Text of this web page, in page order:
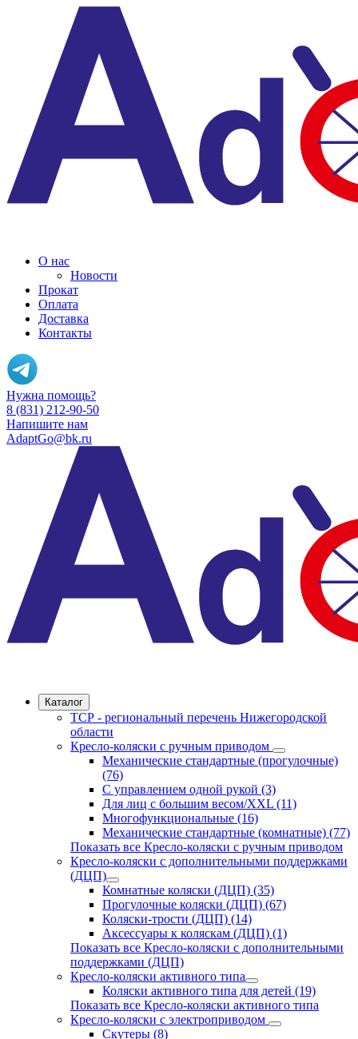
О нас
Новости
Прокат
Оплата
Доставка
Контакты
Нужна помощь?
8 (831) 212-90-50
Напишите нам
AdaptGo@bk.ru
Каталог
ТСР - региональный перечень Нижегородской
области
Кресло-коляски с ручным приводом
Механические стандартные (прогулочные)
(76)
С управлением одной рукой (3)
Для лиц с большим весом/XXL (11)
Многофункциональные (16)
Механические стандартные (комнатные) (77)
Показать все Кресло-коляски с ручным приводом
Кресло-коляски с дополнительными поддержками
(ДЦП)
Комнатные коляски (ДЦП) (35)
Прогулочные коляски (ДЦП) (67)
Коляски-трости (ДЦП) (14)
Аксессуары к коляскам (ДЦП) (1)
Показать все Кресло-коляски с дополнительными
поддержками (ДЦП)
Кресло-коляски активного типа
Коляски активного типа для детей (19)
Показать все Кресло-коляски активного типа
Кресло-коляски с электроприводом
Скутеры (8)